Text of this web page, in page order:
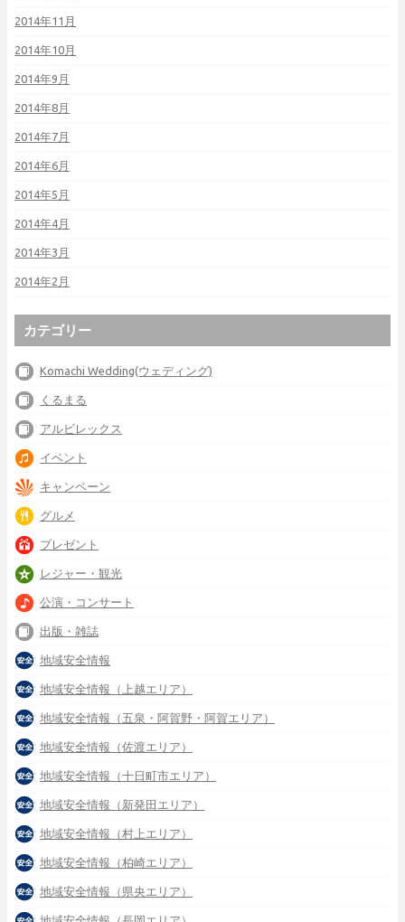
2014年11月
2014年10月
2014年9月
2014年8月
2014年7月
2014年6月
2014年5月
2014年4月
2014年3月
2014年2月
カテゴリー
Komachi Wedding(ウェディング)
くるまる
アルビレックス
イベント
キャンペーン
グルメ
プレゼント
レジャー・観光
公演・コンサート
出版・雑誌
地域安全情報
地域安全情報（上越エリア）
地域安全情報（五泉・阿賀野・阿賀エリア）
地域安全情報（佐渡エリア）
地域安全情報（十日町市エリア）
地域安全情報（新発田エリア）
地域安全情報（村上エリア）
地域安全情報（柏崎エリア）
地域安全情報（県央エリア）